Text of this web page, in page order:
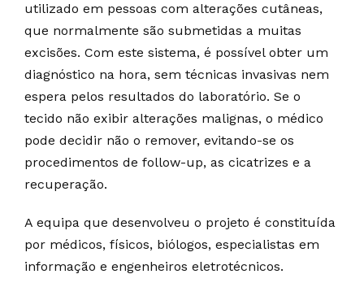
utilizado em pessoas com alterações cutâneas,
que normalmente são submetidas a muitas
excisões. Com este sistema, é possível obter um
diagnóstico na hora, sem técnicas invasivas nem
espera pelos resultados do laboratório. Se o
tecido não exibir alterações malignas, o médico
pode decidir não o remover, evitando-se os
procedimentos de follow-up, as cicatrizes e a
recuperação.
A equipa que desenvolveu o projeto é constituída
por médicos, físicos, biólogos, especialistas em
informação e engenheiros eletrotécnicos.